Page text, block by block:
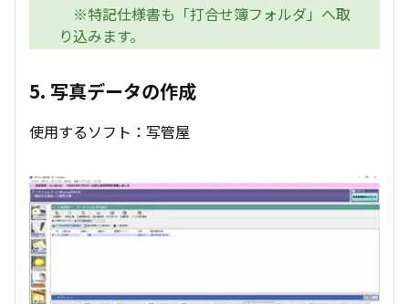
※特記仕様書も「打合せ簿フォルダ」へ取
り込みます。
5. 写真データの作成
使用するソフト：写管屋